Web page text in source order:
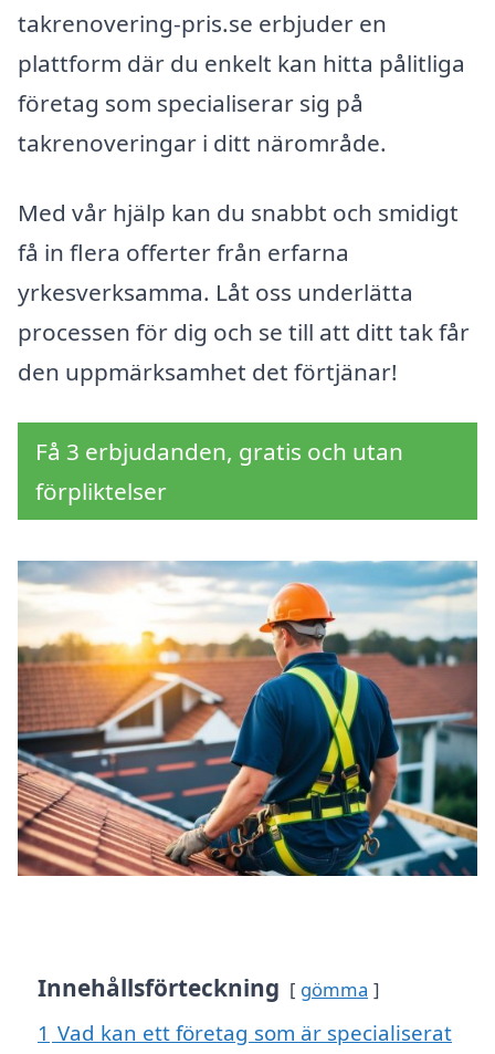
takrenovering-pris.se erbjuder en
plattform där du enkelt kan hitta pålitliga
företag som specialiserar sig på
takrenoveringar i ditt närområde.
Med vår hjälp kan du snabbt och smidigt
få in flera offerter från erfarna
yrkesverksamma. Låt oss underlätta
processen för dig och se till att ditt tak får
den uppmärksamhet det förtjänar!
Få 3 erbjudanden, gratis och utan
förpliktelser
Innehållsförteckning gömma
1 Vad kan ett företag som är specialiserat